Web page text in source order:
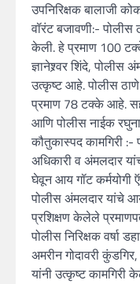
उपनिरिक्षक बालाजी
वॉरंट बजावणी:- पोलीस
केली. हे प्रमाण 100
ज्ञानेश्र्वर शिंदे, पोलीस
उत्कृष्ट आहे. पोलीस
प्रमाण 78 टक्के आहे.
आणि पोलीस नाईक
कौतुकास्पद कामगिरी :-
अधिकारी व अंमलदार
घेवून आय गॉट कर्मयोगी
पोलीस अंमलदार यांचे
प्रशिक्षण केलेले
पोलीस निरिक्षक वर्षा
अमरीन गोदावरी
यांनी उत्कृष्ट कामगिरी